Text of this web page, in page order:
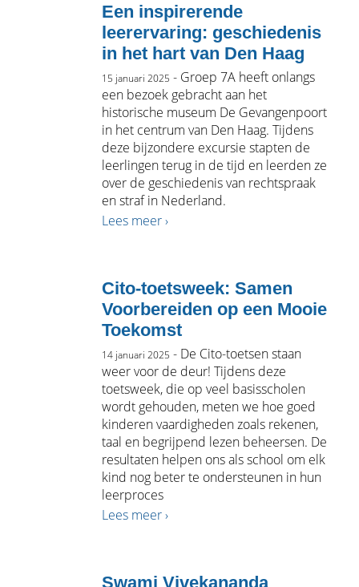
Een inspirerende
leerervaring: geschiedenis
in het hart van Den Haag
15 januari 2025 - Groep 7A heeft onlangs
een bezoek gebracht aan het
historische museum De Gevangenpoort
in het centrum van Den Haag. Tijdens
deze bijzondere excursie stapten de
leerlingen terug in de tijd en leerden ze
over de geschiedenis van rechtspraak
en straf in Nederland.
Lees meer ›
Cito-toetsweek: Samen
Voorbereiden op een Mooie
Toekomst
14 januari 2025 - De Cito-toetsen staan
weer voor de deur! Tijdens deze
toetsweek, die op veel basisscholen
wordt gehouden, meten we hoe goed
kinderen vaardigheden zoals rekenen,
taal en begrijpend lezen beheersen. De
resultaten helpen ons als school om elk
kind nog beter te ondersteunen in hun
leerproces
Lees meer ›
Swami Vivekananda